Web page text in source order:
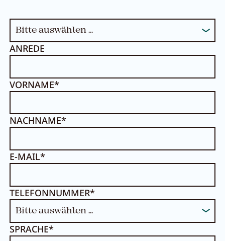
ANREDE
VORNAME*
NACHNAME*
E-MAIL*
TELEFONNUMMER*
SPRACHE*